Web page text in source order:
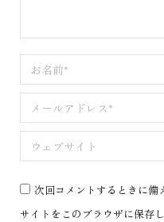
お名前 *
メールアドレス *
ウェブサイト
次回コメントするときに備
サイトをこのブラウザに保存し